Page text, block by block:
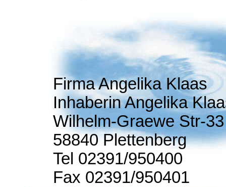
Firma Angelika Klaas
Inhaberin Angelika
Wilhelm-Graewe Str-33
58840 Plettenberg
Tel 02391/950400
Fax 02391/950401